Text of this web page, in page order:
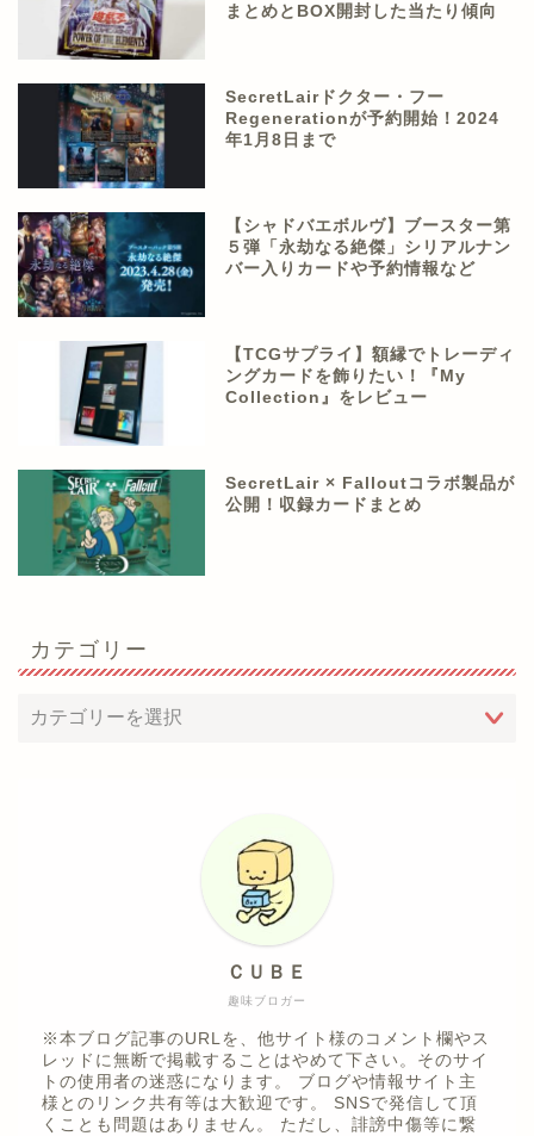
まとめとBOX開封した当たり傾向
SecretLairドクター・フー
Regenerationが予約開始！2024
年1月8日まで
【シャドバエボルヴ】ブースター第
５弾「永劫なる絶傑」シリアルナン
バー入りカードや予約情報など
【TCGサプライ】額縁でトレーディ
ングカードを飾りたい！『My
Collection』をレビュー
SecretLair × Falloutコラボ製品が
公開！収録カードまとめ
カテゴリー
趣味ブロガー
ＣＵＢＥ
※本ブログ記事のURLを、他サイト様のコメント欄やス
レッドに無断で掲載することはやめて下さい。そのサイ
トの使用者の迷惑になります。 ブログや情報サイト主
様とのリンク共有等は大歓迎です。 SNSで発信して頂
くことも問題はありません。 ただし、誹謗中傷等に繋